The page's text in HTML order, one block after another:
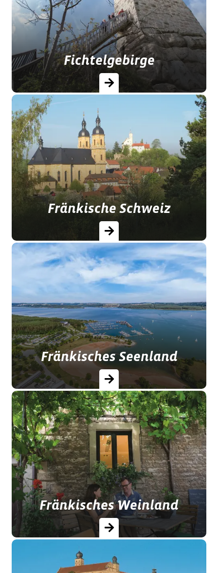
Fichtelgebirge
Idyllische Täler, weite Hochflächen
und Gipfel wie der Ochsenkopf oder
der Schneeberg prägen das „Dach
Frankens“.
Fränkische Schweiz
Hügelketten und die steil abfallenden
Flusstäler bestimmen die Landschaft
der Fränkischen Schweiz.
Fränkisches Seenland
Das Fränkische Seenland übt eine
unwiderstehliche Anziehungskraft auf
Wasserliebhaber aus.
Fränkisches Weinland